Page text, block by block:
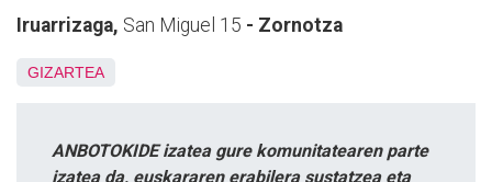
Iruarrizaga, San Miguel 15 - Zornotza
GIZARTEA
ANBOTOKIDE izatea gure komunitatearen parte
izatea da, euskararen erabilera sustatzea eta